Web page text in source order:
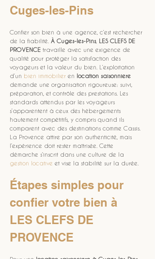
Cuges-les-Pins
Confier son bien à une agence, c’est rechercher
de la fiabilité. À Cuges-les-Pins, LES CLEFS DE
PROVENCE travaille avec une exigence de
qualité pour protéger la satisfaction des
voyageurs et la valeur du bien. L’exploitation
d’un bien immobilier en location saisonniere
demande une organisation rigoureuse: suivi,
préparation, et contrôle des prestations. Les
standards attendus par les voyageurs
s’apparentent à ceux des hébergements
hautement compétitifs, y compris quand ils
comparent avec des destinations comme Cassis.
La Provence attire par son authenticité, mais
l’expérience doit rester maîtrisée. Cette
démarche s’inscrit dans une culture de la
gestion locative et vise la stabilité sur la durée.
Étapes simples pour
confier votre bien à
LES CLEFS DE
PROVENCE